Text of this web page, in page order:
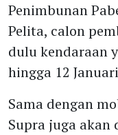
Penimbunan
Pelita, calon
dulu kendaraan
hingga 12
Sama dengan
Supra juga akan